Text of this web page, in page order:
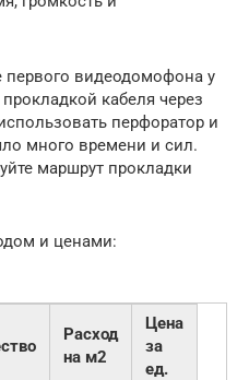
первого видеодомофона у
кабеля через
перфоратор и
много времени и сил.
маршрут прокладки
и ценами:
Расход
на м2
Цена
за
ед.